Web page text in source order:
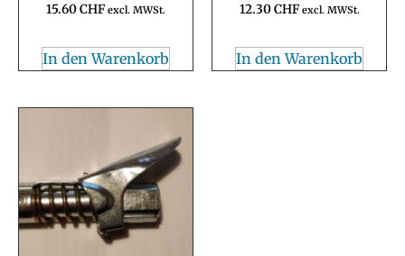
15.60CHF excl. MWSt.
In den Warenkorb
12.30CHF excl. MWSt.
In den Warenkorb